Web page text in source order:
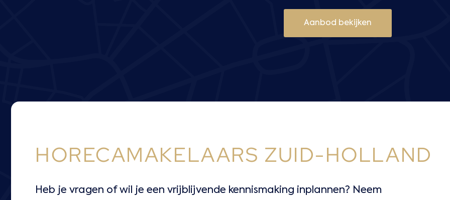
Aanbod bekijken
HORECAMAKELAARS ZUID-HOLLAND
Heb je vragen of wil je een vrijblijvende kennismaking inplannen? Neem